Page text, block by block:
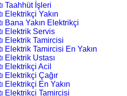
Taahhüt İşleri
Elektrikçi Yakın
Bana Yakın Elektrikçi
Elektrik Servis
Elektrik Tamircisi
Elektrik Tamircisi En Yakın
Elektrik Ustası
Elektrikçi Acil
Elektrikçi Çağır
Elektrikçi En Yakın
Elektrikçi Tamircisi